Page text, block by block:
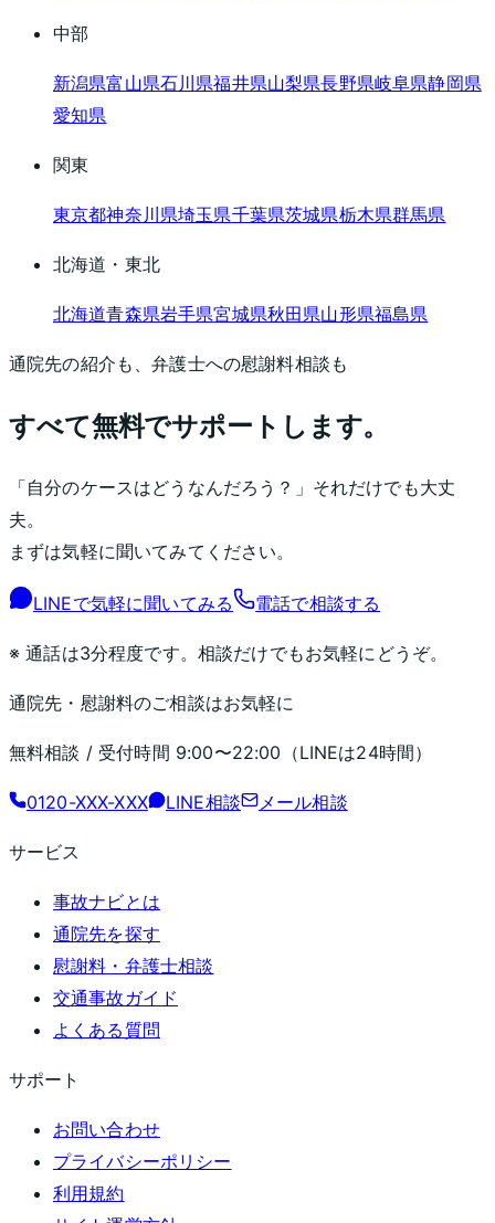
中部
新潟県富山県石川県福井県山梨県長野県岐阜県静岡県
愛知県
関東
東京都神奈川県埼玉県千葉県茨城県栃木県群馬県
北海道・東北
北海道青森県岩手県宮城県秋田県山形県福島県
通院先の紹介も、弁護士への慰謝料相談も
すべて無料でサポートします。
「自分のケースはどうなんだろう？」それだけでも大丈
夫。
まずは気軽に聞いてみてください。
LINEで気軽に聞いてみる 電話で相談する
※ 通話は3分程度です。相談だけでもお気軽にどうぞ。
通院先・慰謝料のご相談はお気軽に
無料相談 / 受付時間 9:00〜22:00 （LINEは24時間）
0120-XXX-XXX LINE相談 メール相談
サービス
事故ナビとは
通院先を探す
慰謝料・弁護士相談
交通事故ガイド
よくある質問
サポート
お問い合わせ
プライバシーポリシー
利用規約